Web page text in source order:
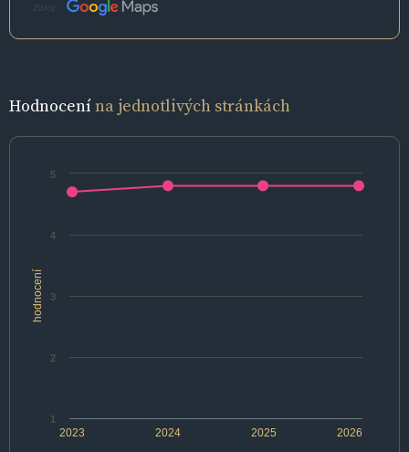
Zdroj:
Hodnocenína jednotlivých stránkách
hodnocení
2024 2026
2023 2025
1
2
3
4
5